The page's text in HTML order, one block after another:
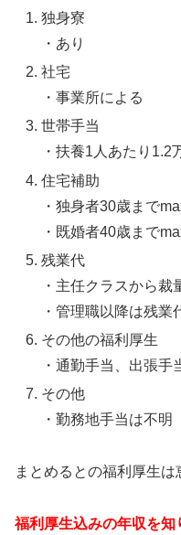
独身寮
・あり
社宅
・事業所による
世帯手当
・扶養1人あたり1.2
住宅補助
・独身者30歳まで
・既婚者40歳まで
残業代
・主任クラスから裁
・管理職以降は残業
その他の福利厚生
・通勤手当、出張手
その他
・勤務地手当は不明
まとめるとの福利厚生は
福利厚生込みの年収を